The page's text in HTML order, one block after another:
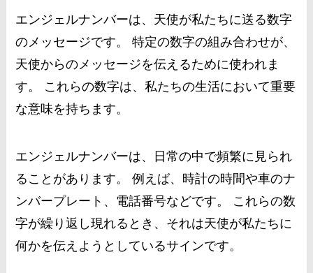
エンジェルナンバーは、天使が私たちに送る数字
のメッセージです。 特定の数字の組み合わせが、
天使からのメッセージを伝えるために使われま
す。 これらの数字は、私たちの生活において重要
な意味を持ちます。
エンジェルナンバーは、日常の中で頻繁に見られ
ることがあります。 例えば、時計の時間や車のナ
ンバープレート、電話番号などです。 これらの数
字が繰り返し現れるとき、それは天使が私たちに
何かを伝えようとしているサインです。